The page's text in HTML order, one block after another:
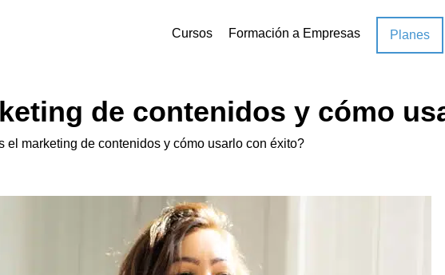
Cursos Formación a Empresas Planes
de contenidos y cómo
el marketing de contenidos y cómo usarlo con éxito?